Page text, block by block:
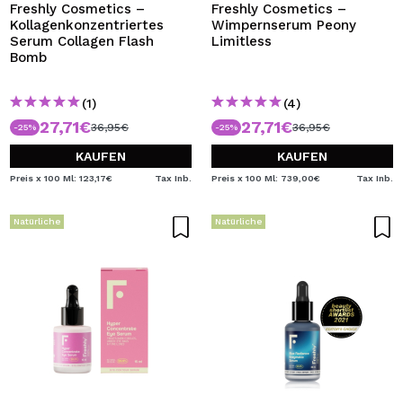
Freshly Cosmetics –
Kollagenkonzentriertes
Serum Collagen Flash
Bomb
(1)
-25% 27,71€36,95€
KAUFEN
Preis x 100 Ml: 123,17€ Tax Inb.
Freshly Cosmetics –
Wimpernserum Peony
Limitless
(4)
-25% 27,71€36,95€
KAUFEN
Preis x 100 Ml: 739,00€ Tax Inb.
Natürliche Natürliche